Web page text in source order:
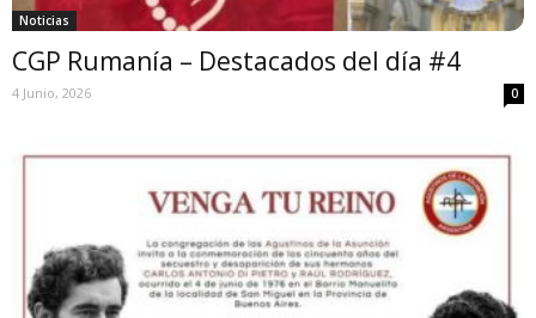
Noticias
CGP Rumanía – Destacados del día #4
4 Junio, 2026 0